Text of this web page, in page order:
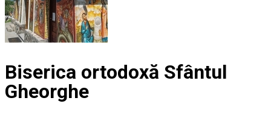
Biserica ortodoxă Sfântul
Gheorghe